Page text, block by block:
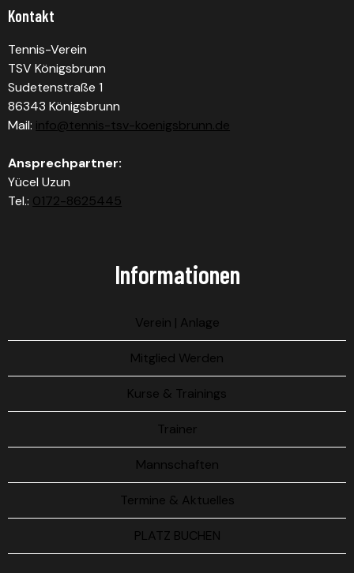
Kontakt
Tennis-Verein
TSV Königsbrunn
Sudetenstraße 1
86343 Königsbrunn
Mail: info@tennis-tsv-koenigsbrunn.de
Ansprechpartner:
Yücel Uzun
Tel.: 0172-8625445
Informationen
Verein | Anlage
Mitglied Werden
Kurse & Trainings
Trainer
Mannschaften
Termine & Aktuelles
PLATZ BUCHEN